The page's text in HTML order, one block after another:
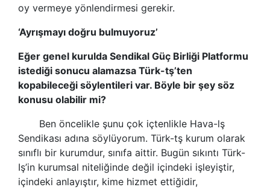
oy vermeye yönlendirmesi gerekir.
‘Ayrışmayı doğru bulmuyoruz’
Eğer genel kurulda Sendikal Güç Birliği Platformu
istediği sonucu alamazsa Türk-tş’ten
kopabileceği söylentileri var. Böyle bir şey söz
konusu olabilir mi?
Ben öncelikle şunu çok içtenlikle Hava-lş
Sendikası adına söylüyorum. Türk-tş kurum olarak
sınıflı bir kurumdur, sınıfa aittir. Bugün sıkıntı Türk-
Iş’in kurumsal niteliğinde değil içindeki işleyiştir,
içindeki anlayıştır, kime hizmet ettiğidir,